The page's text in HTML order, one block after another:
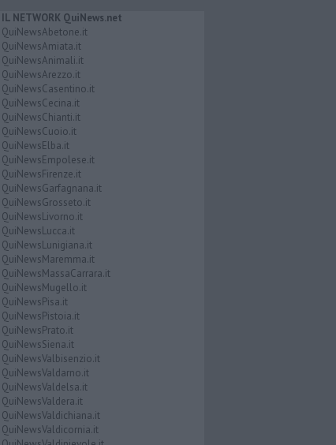
IL NETWORK QuiNews.net
QuiNewsAbetone.it
QuiNewsAmiata.it
QuiNewsAnimali.it
QuiNewsArezzo.it
QuiNewsCasentino.it
QuiNewsCecina.it
QuiNewsChianti.it
QuiNewsCuoio.it
QuiNewsElba.it
QuiNewsEmpolese.it
QuiNewsFirenze.it
QuiNewsGarfagnana.it
QuiNewsGrosseto.it
QuiNewsLivorno.it
QuiNewsLucca.it
QuiNewsLunigiana.it
QuiNewsMaremma.it
QuiNewsMassaCarrara.it
QuiNewsMugello.it
QuiNewsPisa.it
QuiNewsPistoia.it
QuiNewsPrato.it
QuiNewsSiena.it
QuiNewsValbisenzio.it
QuiNewsValdarno.it
QuiNewsValdelsa.it
QuiNewsValdera.it
QuiNewsValdichiana.it
QuiNewsValdicornia.it